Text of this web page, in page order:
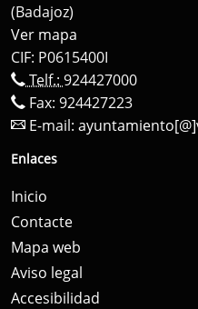
(Badajoz)
Ver mapa
CIF: P0615400I
Telf.: 924427000
Fax: 924427223
E-mail:
Enlaces
Inicio
Contacte
Mapa web
Aviso legal
Accesibilidad